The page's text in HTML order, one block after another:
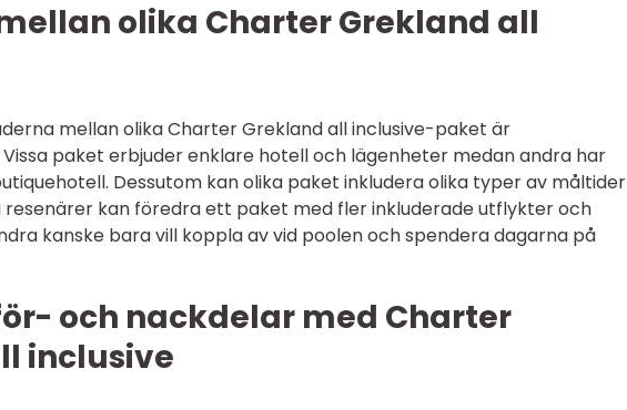
olika Charter Grekland all
mellan olika Charter Grekland all inclusive-paket är
paket erbjuder enklare hotell och lägenheter medan andra har
Dessutom kan olika paket inkludera olika typer av måltider
resenärer kan föredra ett paket med fler inkluderade utflykter och
kanske bara vill koppla av vid poolen och spendera dagarna på
och nackdelar med Charter
inclusive